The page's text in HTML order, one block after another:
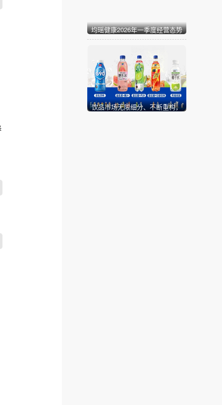
均瑶健康2026年一季度经营态势
向好：全链发力强根基 多点突破
饮品市场无限细分、不断重构，